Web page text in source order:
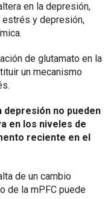
en la depresión,
y depresión,
de glutamato en la
un mecanismo
depresión no pueden
en los niveles de
reciente en el
de un cambio
de la mPFC puede